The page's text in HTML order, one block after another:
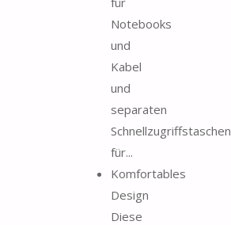
Notebooks
und
Kabel
und
separaten
Schnellzugriffstaschen
für...
Komfortables
Design
Diese